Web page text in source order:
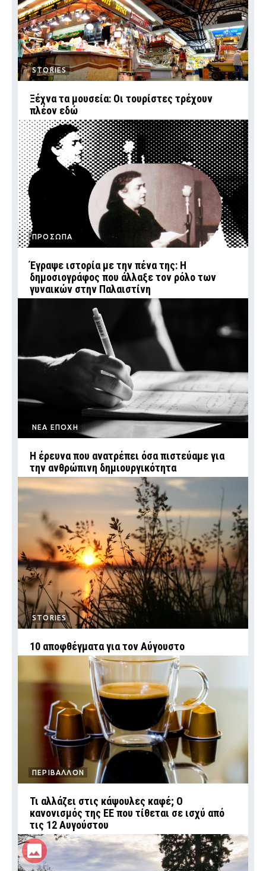
STORIES
Ξέχνα τα μουσεία: Οι τουρίστες τρέχουν
πλέον εδώ
ΠΡΟΣΩΠΑ
Έγραψε ιστορία με την πένα της: Η
δημοσιογράφος που άλλαξε τον ρόλο των
γυναικών στην Παλαιστίνη
ΝΕΑ ΕΠΟΧΗ
Η έρευνα που ανατρέπει όσα πιστεύαμε για
την ανθρώπινη δημιουργικότητα
STORIES
10 αποφθέγματα για τον Αύγουστο
ΠΕΡΙΒΑΛΛΟΝ
Τι αλλάζει στις κάψουλες καφέ; Ο
κανονισμός της ΕΕ που τίθεται σε ισχύ από
τις 12 Αυγούστου